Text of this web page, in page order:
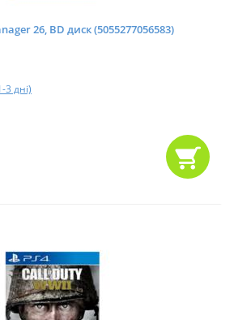
26, BD диск (5055277056583)
3 дні)